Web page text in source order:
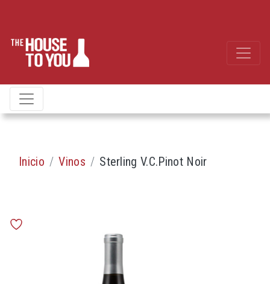
Inicio Vinos Sterling V.c.pinot Noir